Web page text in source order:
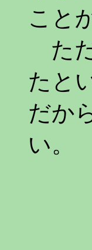
こと
た
たと
だか
い。